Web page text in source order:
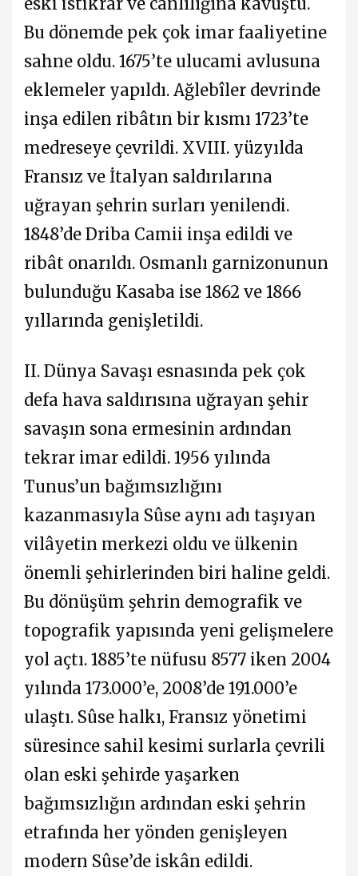
Bu dönemde pek çok imar faaliyetine
sahne oldu. 1675’te ulucami avlusuna
eklemeler yapıldı. Ağlebîler devrinde
inşa edilen ribâtın bir kısmı 1723’te
medreseye çevrildi. XVIII. yüzyılda
Fransız ve İtalyan saldırılarına
uğrayan şehrin surları yenilendi.
1848’de Driba Camii inşa edildi ve
ribât onarıldı. Osmanlı garnizonunun
bulunduğu Kasaba ise 1862 ve 1866
yıllarında genişletildi.
II. Dünya Savaşı esnasında pek çok
defa hava saldırısına uğrayan şehir
savaşın sona ermesinin ardından
tekrar imar edildi. 1956 yılında
Tunus’un bağımsızlığını
kazanmasıyla Sûse aynı adı taşıyan
vilâyetin merkezi oldu ve ülkenin
önemli şehirlerinden biri haline geldi.
Bu dönüşüm şehrin demografik ve
topografik yapısında yeni gelişmelere
yol açtı. 1885’te nüfusu 8577 iken 2004
yılında 173.000’e, 2008’de 191.000’e
ulaştı. Sûse halkı, Fransız yönetimi
süresince sahil kesimi surlarla çevrili
olan eski şehirde yaşarken
bağımsızlığın ardından eski şehrin
etrafında her yönden genişleyen
modern Sûse’de iskân edildi.